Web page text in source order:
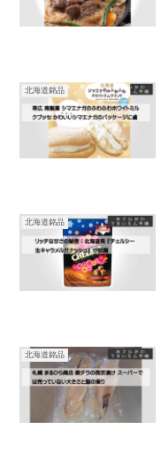
北海道銘品
北海道銘品
北海道銘品